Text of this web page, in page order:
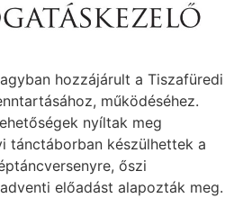
hozzájárult a Tiszafüredi
működéséhez.
nyíltak meg
tánctáborban készülhettek a
őszi
előadást alapozták meg.